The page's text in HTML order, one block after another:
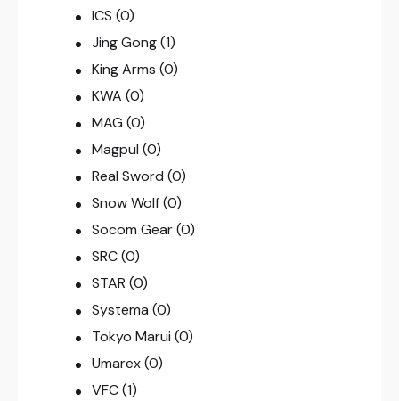
ICS (0)
Jing Gong (1)
King Arms (0)
KWA (0)
MAG (0)
Magpul (0)
Real Sword (0)
Snow Wolf (0)
Socom Gear (0)
SRC (0)
STAR (0)
Systema (0)
Tokyo Marui (0)
Umarex (0)
VFC (1)